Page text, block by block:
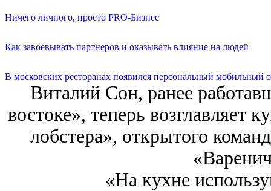
Ничего личного, просто PRO-Бизнес
Как завоевывать партнеров и оказывать влияние на людей
В московских ресторанах появился персональный мобильный
Виталий Сон, ранее
востоке», теперь возглавляет
лобстера», открытого
«На кухне